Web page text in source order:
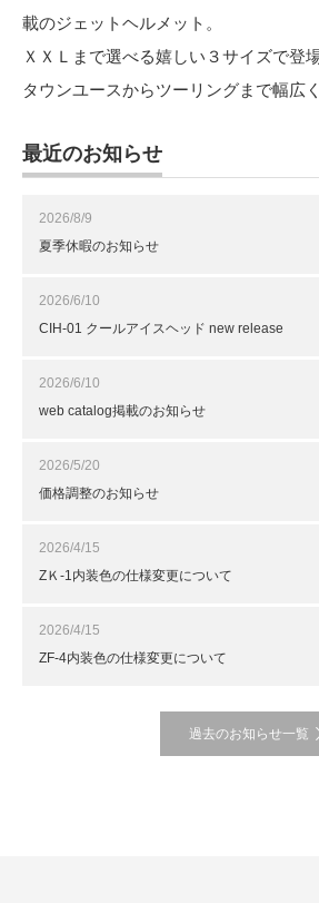
載のジェットヘルメット。
ＸＸＬまで選べる嬉しい３サイズで登
タウンユースからツーリングまで幅広
最近のお知らせ
2026/8/9
夏季休暇のお知らせ
2026/6/10
CIH-01 クールアイスヘッド new release
2026/6/10
web catalog掲載のお知らせ
2026/5/20
価格調整のお知らせ
2026/4/15
ZＫ-1内装色の仕様変更について
2026/4/15
ZF-4内装色の仕様変更について
過去のお知らせ一覧